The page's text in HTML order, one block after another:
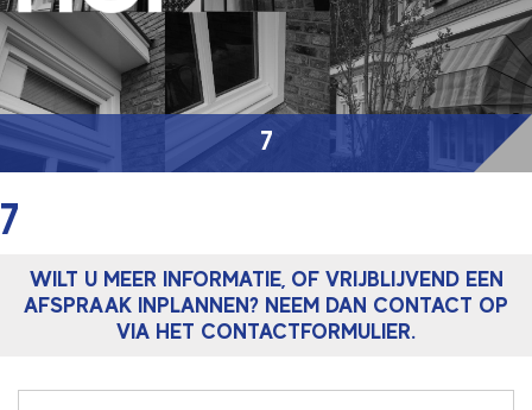
7
7
WILT U MEER INFORMATIE, OF VRIJBLIJVEND EEN
AFSPRAAK INPLANNEN? NEEM DAN CONTACT OP
VIA HET CONTACTFORMULIER.